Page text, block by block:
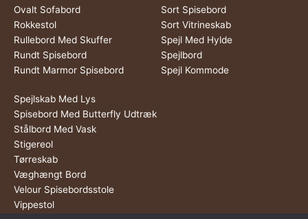
Ovalt Sofabord
Rokkestol
Rullebord Med Skuffer
Rundt Spisebord
Rundt Marmor Spisebord
Sort Spisebord
Sort Vitrineskab
Spejl Med Hylde
Spejlbord
Spejl Kommode
Spejlskab Med Lys
Spisebord Med Butterfly Udtræk
Stålbord Med Vask
Stigereol
Tørreskab
Væghængt Bord
Velour Spisebordsstole
Vippestol